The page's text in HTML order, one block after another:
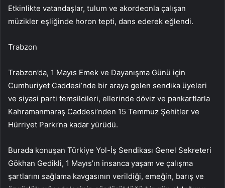
Etkinlikte vatandaşlar, tulum ve akordeonla çalışan
müzikler eşliğinde horon tepti, dans ederek eğlendi.
Trabzon
Trabzon’da, 1 Mayıs Emek ve Dayanışma Günü için
Cumhuriyet Caddesi’nde bir araya gelen sendika üyeleri
ve siyasi parti temsilcileri, ellerinde döviz ve pankartlarla
Kahramanmaraş Caddesi’nden 15 Temmuz Şehitler ve
Hürriyet Parkı’na kadar yürüdü.
Burada konuşan Türkiye Yol-İş Sendikası Genel Sekreteri
Gökhan Gedikli, 1 Mayıs’ın insanca yaşam ve çalışma
şartlarını sağlama kavgasının verildiği, emeğin, barış ve